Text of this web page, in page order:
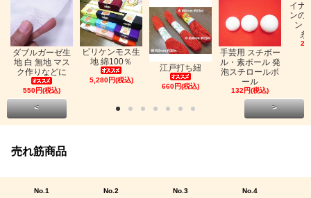
ダブルガーゼ生
地 白 無地 マス
ク作りなどに
550円(税込)
ビリケンモス生
地 綿100％
5,280円(税込)
江戸打ち紐
660円(税込)
手芸用 スチボー
ル・素ボール 発
泡スチロールボ
ール
132円(税込)
イナ
ンの
ン
糸
< >
売れ筋商品
No.1 No.2 No.3 No.4